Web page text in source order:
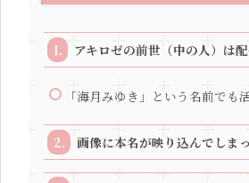
アキロゼの前世（中の人）は
「海月みゆき」という名前でも
画像に本名が映り込んでしま